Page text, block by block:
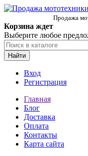
Продажа
Корзина ждет
Выберите любое
Найти
Вход
Регистрация
Главная
Блог
Доставка
Оплата
Контакты
Карта сайта